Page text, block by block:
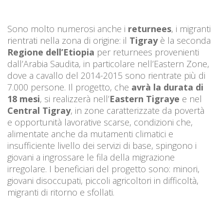
Sono molto numerosi anche i returnees, i migranti
rientrati nella zona di origine: il Tigray è la seconda
Regione dell’Etiopia per returnees provenienti
dall’Arabia Saudita, in particolare nell’Eastern Zone,
dove a cavallo del 2014-2015 sono rientrate più di
7.000 persone. Il progetto, che avrà la durata di
18 mesi, si realizzerà nell’Eastern Tigraye e nel
Central Tigray, in zone caratterizzate da povertà
e opportunità lavorative scarse, condizioni che,
alimentate anche da mutamenti climatici e
insufficiente livello dei servizi di base, spingono i
giovani a ingrossare le fila della migrazione
irregolare. I beneficiari del progetto sono: minori,
giovani disoccupati, piccoli agricoltori in difficoltà,
migranti di ritorno e sfollati.